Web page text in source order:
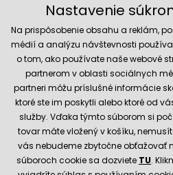
Spoľahlivý obchod
Nastavenie
Na prispôsobenie obsahu a reklám,
médií a analýzu návštevnosti
o tom, ako používate naše webové
partnerom v oblasti sociálnych
partneri môžu príslušné informácie
ktoré ste im poskytli alebo ktoré od
služby. Vďaka týmto súborom si
tovar máte vložený v košíku,
vás nebudeme zbytočne obťažovať
súboroch cookie sa dozviete TU.